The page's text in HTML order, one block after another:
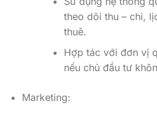
theo dõi thu – chi,
thuê.
Hợp tác với đơn vị
nếu chủ đầu tư
Marketing: